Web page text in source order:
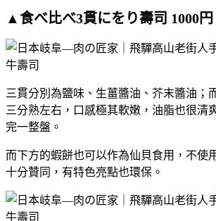
▲食べ比べ3貫にをり壽司 1000円
三貫分別為鹽味、生薑醬油、芥末醬油；
三分熟左右，口感極其軟嫩，油脂也很清
完一整盤。
而下方的蝦餅也可以作為仙貝食用，不使
十分贊同，有特色亮點也環保。